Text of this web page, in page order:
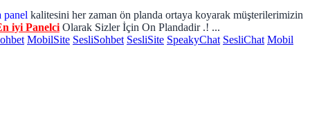
panel kalitesini her zaman ön planda ortaya koyarak müşterilerimizin
iyi Panelci Olarak Sizler İçin On Plandadir .! ...
MobilSite SesliSohbet SesliSite SpeakyChat SesliChat Mobil